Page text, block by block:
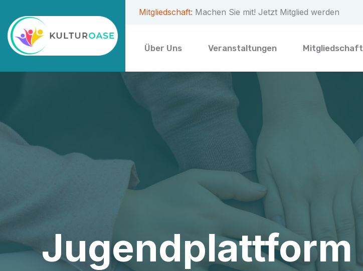
Mitgliedschaft: Machen Sie mit! Jetzt Mitglied werden
Über Uns Veranstaltungen Mitgliedschaft
Jugendplattform